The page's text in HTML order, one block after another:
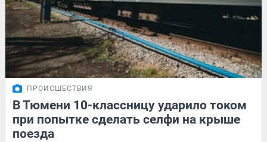
ПРОИСШЕСТВИЯ
В Тюмени 10-классницу ударило током
при попытке сделать селфи на крыше
поезда